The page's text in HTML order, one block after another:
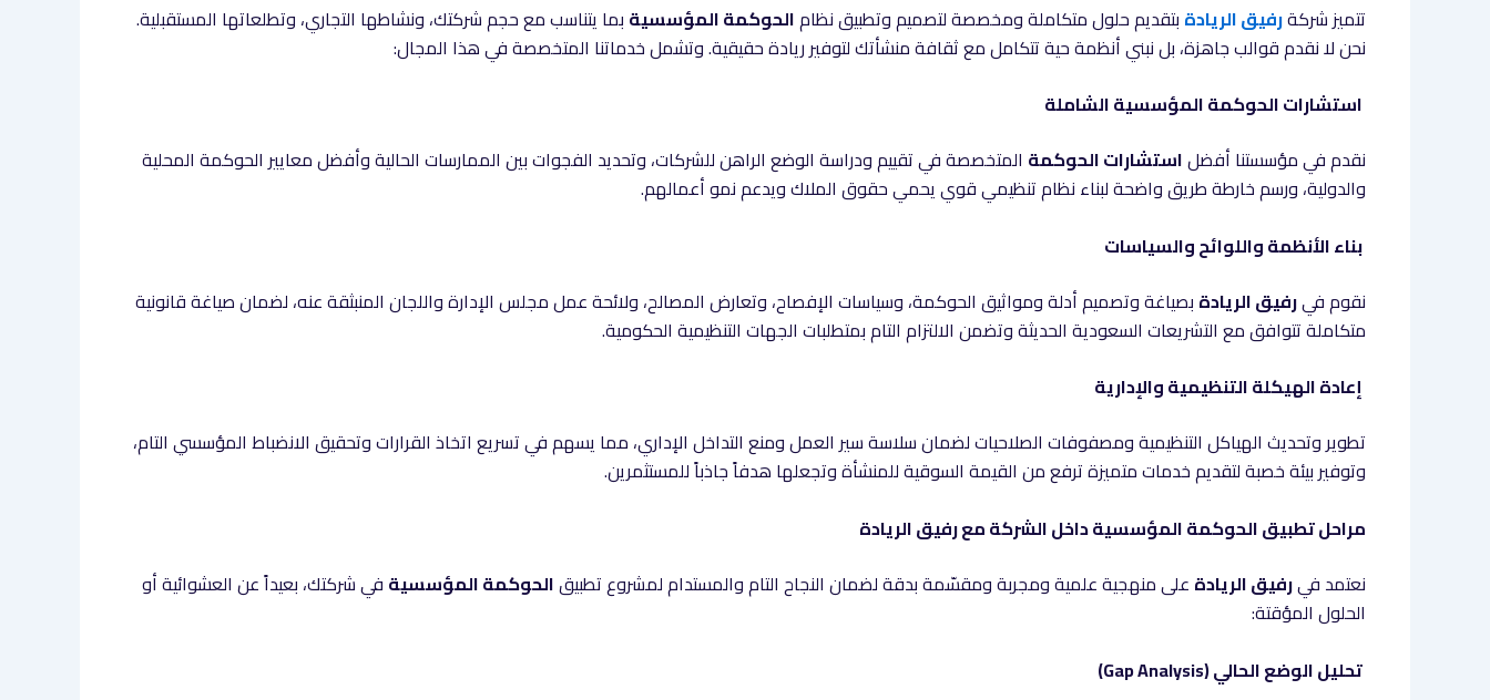
تتميز شركةرفيق الريادة بتقديم حلول متكاملة ومخصصة لتصميم وتطبيق نظامالحوكمة المؤسسية بما يتناسب مع حجم شركتك، ونشاطها التجاري، وتطلعاتها المستقبلية.
نحن لا نقدم قوالب جاهزة، بل نبني أنظمة حية تتكامل مع ثقافة منشأتك لتوفير ريادة حقيقية. وتشمل خدماتنا المتخصصة في هذا المجال:
استشارات الحوكمة المؤسسية الشاملة
نقدم في مؤسستنا أفضلاستشارات الحوكمة المتخصصة في تقييم ودراسة الوضع الراهن للشركات، وتحديد الفجوات بين الممارسات الحالية وأفضل معايير الحوكمة المحلية
والدولية، ورسم خارطة طريق واضحة لبناء نظام تنظيمي قوي يحمي حقوق الملاك ويدعم نمو أعمالهم.
بناء الأنظمة واللوائح والسياسات
نقوم فيرفيق الريادة بصياغة وتصميم أدلة ومواثيق الحوكمة، وسياسات الإفصاح، وتعارض المصالح، ولائحة عمل مجلس الإدارة واللجان المنبثقة عنه، لضمان صياغة قانونية
متكاملة تتوافق مع التشريعات السعودية الحديثة وتضمن الالتزام التام بمتطلبات الجهات التنظيمية الحكومية.
إعادة الهيكلة التنظيمية والإدارية
تطوير وتحديث الهياكل التنظيمية ومصفوفات الصلاحيات لضمان سلاسة سير العمل ومنع التداخل الإداري، مما يسهم في تسريع اتخاذ القرارات وتحقيق الانضباط المؤسسي التام،
وتوفير بيئة خصبة لتقديم خدمات متميزة ترفع من القيمة السوقية للمنشأة وتجعلها هدفاً جاذباً للمستثمرين.
مراحل تطبيق الحوكمة المؤسسية داخل الشركة مع رفيق الريادة
نعتمد فيرفيق الريادة على منهجية علمية ومجربة ومقسّمة بدقة لضمان النجاح التام والمستدام لمشروع تطبيقالحوكمة المؤسسية في شركتك، بعيداً عن العشوائية أو
الحلول المؤقتة:
تحليل الوضع الحالي (Gap Analysis)